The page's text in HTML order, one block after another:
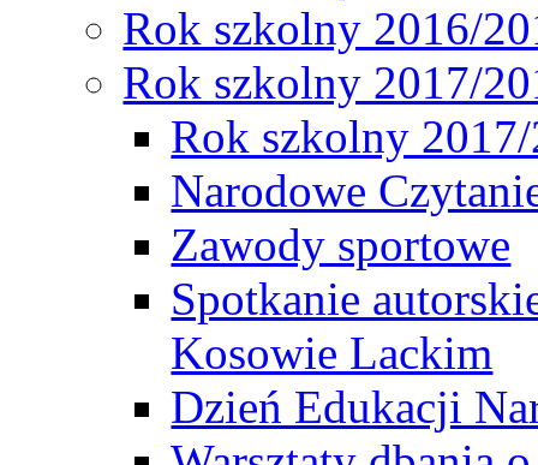
Rok szkolny 2016/
Rok szkolny 2017/
Rok szkolny
Narodowe
Zawody sportowe
Spotkanie
Kosowie Lackim
Dzień Edukacji